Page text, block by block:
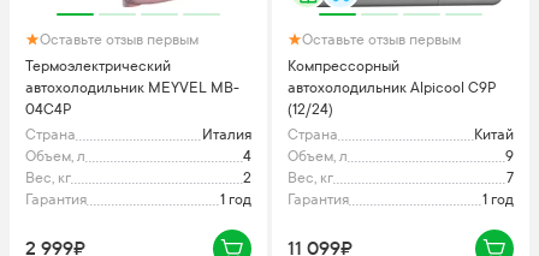
Оставьте отзыв первым
Термоэлектрический
автохолодильник MEYVEL MB-
04C4P
Страна
Италия
Объем, л
4
Вес, кг
2
Гарантия
1 год
2 999₽
Оставьте отзыв первым
Компрессорный
автохолодильник Alpicool C9P
(12/24)
Страна
Китай
Объем, л
9
Вес, кг
7
Гарантия
1 год
11 099₽